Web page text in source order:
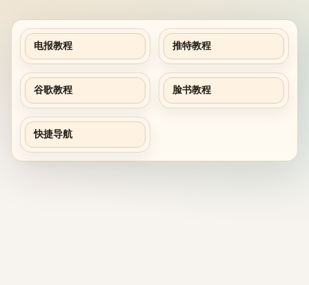
电报教程 推特教程
谷歌教程 脸书教程
快捷导航